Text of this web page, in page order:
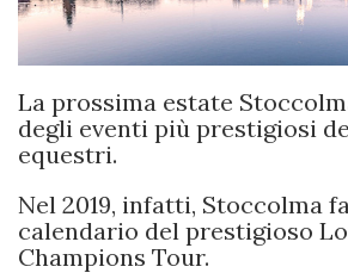
La prossima estate
degli eventi più prestigiosi
equestri.
Nel 2019, infatti, Stoccolma
calendario del prestigioso
Champions Tour.